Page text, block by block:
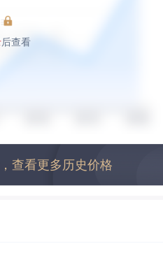
后查看
查看更多历史价格